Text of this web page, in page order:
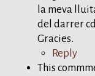
la meva
del darrer
Gracies.
Reply
This